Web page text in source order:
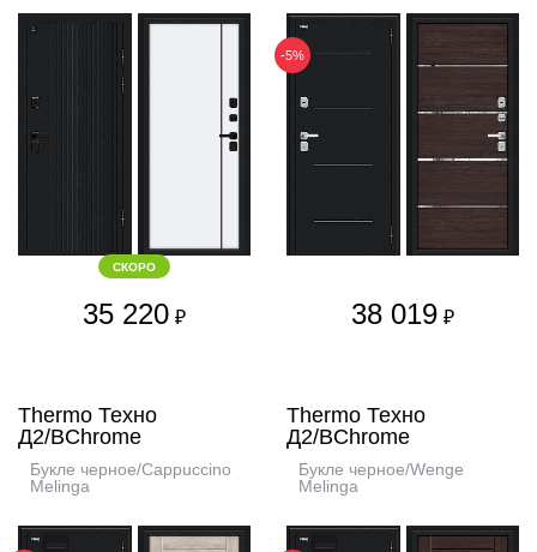
СКОРО
35 220 ₽
-5%
38 019 ₽
Thermo Техно
Д2/BChrome
Букле черное/Cappuccino
Melinga
Thermo Техно
Д2/BChrome
Букле черное/Wenge
Melinga